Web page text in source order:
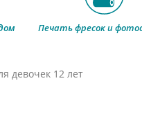
Печать фресок и
девочек 12 лет